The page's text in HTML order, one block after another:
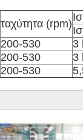
ταχύτητα (rpm)
200-530 3
200-530 3
200-530